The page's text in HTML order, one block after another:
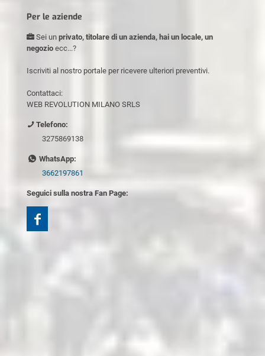
Per le aziende
Sei un privato, titolare di un azienda, hai un locale, un
negozio ecc...?
Iscriviti al nostro portale per ricevere ulteriori preventivi.
Contattaci:
WEB REVOLUTION MILANO SRLS
Telefono:
3275869138
WhatsApp:
3662197861
Seguici sulla nostra Fan Page: